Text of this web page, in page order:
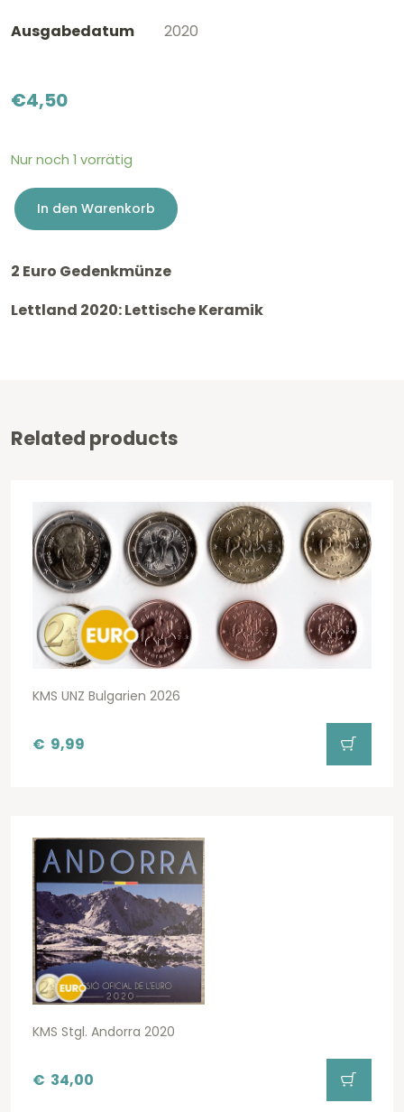
Ausgabedatum 2020
€4,50
Nur noch 1 vorrätig
2
Lettland
2020
In den Warenkorb
2 Euro Gedenkmünze
Lettland 2020: Lettische Keramik
Related products
KMS UNZ Bulgarien 2026
€ 9,99
KMS Stgl. Andorra 2020
€ 34,00